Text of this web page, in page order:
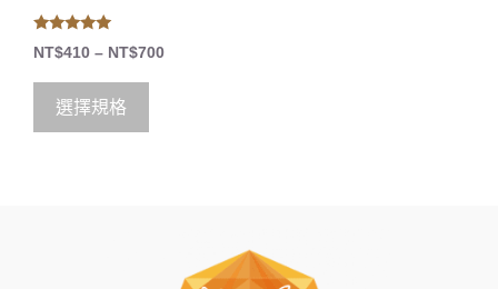
5.00
out of 5
NT$410 – NT$700
選擇規格